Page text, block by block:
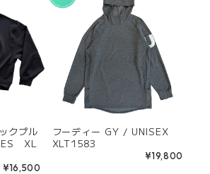
クプル
XL
¥16,500
フーディー GY / UNISEX
XLT1583
¥19,800